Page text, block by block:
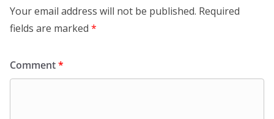
Your email address will not be published. Required
fields are marked *
Comment*